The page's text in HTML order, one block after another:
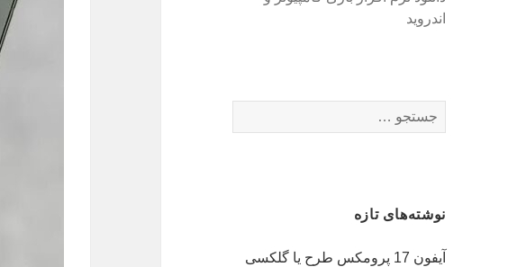
اندروید
برای:
نوشته‌های تازه
آیفون 17 پرومکس طرح یا گلکسی